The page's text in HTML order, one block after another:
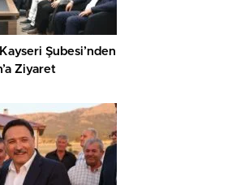
Şubesi’nden
Ziyaret